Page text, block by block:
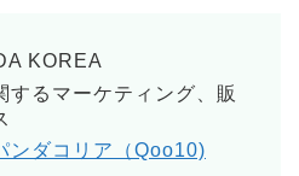
KOREA
するマーケティング、販
ンダコリア（Qoo10)